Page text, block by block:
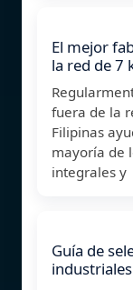
El mejor
la red de 7
fuera de la
Filipinas
mayoría de
integrales y
Guía de